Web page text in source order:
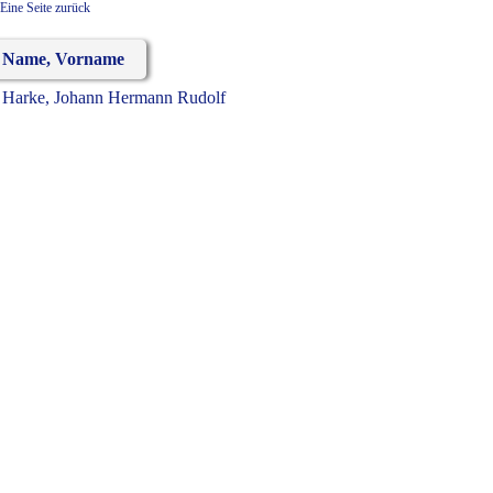
Eine Seite zurück
Name, Vorname
Harke, Johann Hermann Rudolf